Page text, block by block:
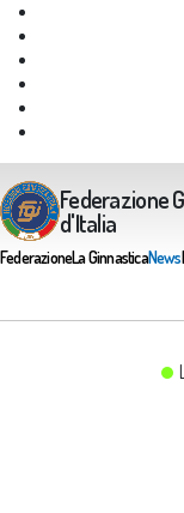
Federazione
d'Italia
FederazioneLa GinnasticaNews